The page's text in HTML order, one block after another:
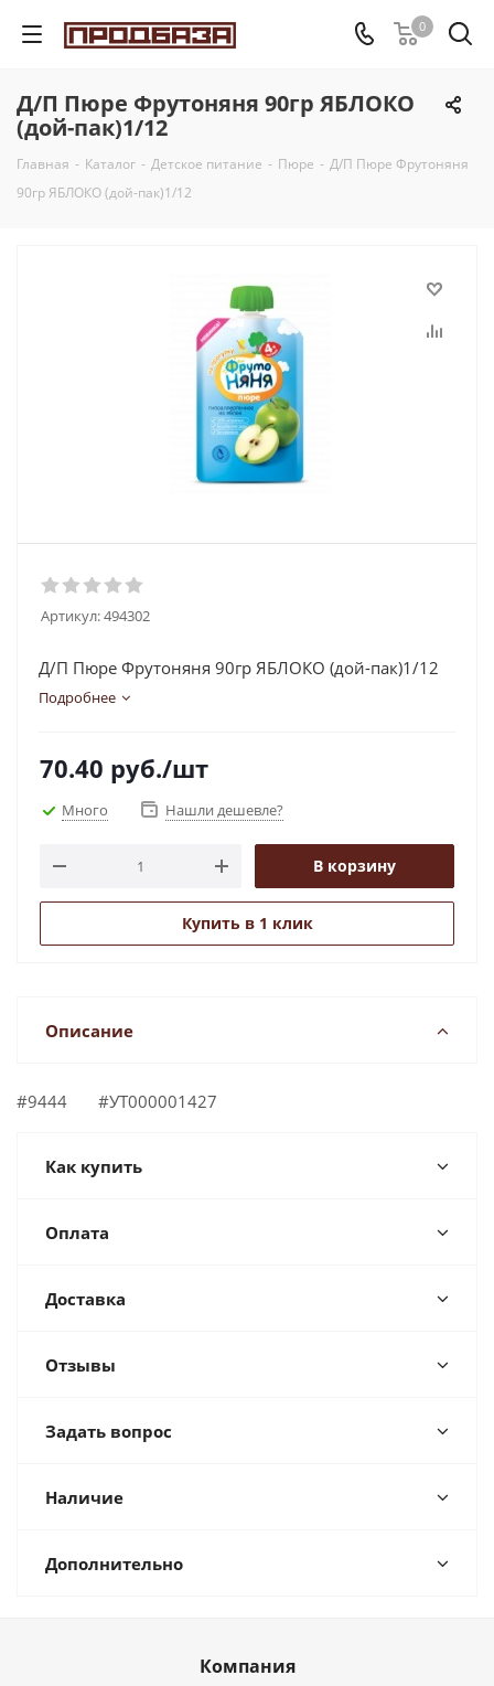
0
Д/П Пюре Фрутоняня 90гр ЯБЛОКО
(дой-пак)1/12
Главная - Каталог - Детское питание - Пюре - Д/П Пюре Фрутоняня
90гр ЯБЛОКО (дой-пак)1/12
Артикул:494302
Д/П Пюре Фрутоняня 90гр ЯБЛОКО (дой-пак)1/12
Подробнее
70.40 руб./шт
Много Нашли дешевле?
В корзину
Купить в 1 клик
Описание
#9444 #УТ000001427
Как купить
Оплата
Доставка
Отзывы
Задать вопрос
Наличие
Дополнительно
Компания